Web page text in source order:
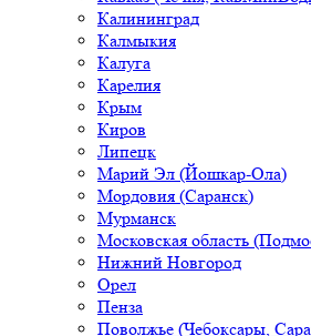
Калининград
Калмыкия
Калуга
Карелия
Крым
Киров
Липецк
Марий Эл (Йошкар-Ола)
Мордовия (Саранск)
Мурманск
Московская область
Нижний Новгород
Орел
Пенза
Поволжье (Чебоксары,